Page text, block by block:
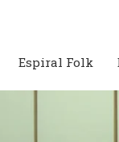
Espiral Folk